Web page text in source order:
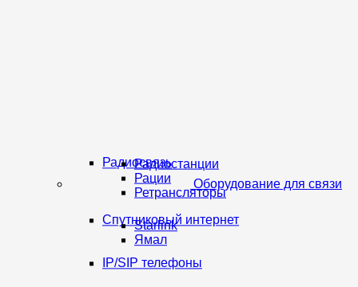
Оборудование для связи
Радиосвязь
Радиостанции
Рации
Ретрансляторы
Спутниковый интернет
Starlink
Ямал
IP/SIP телефоны